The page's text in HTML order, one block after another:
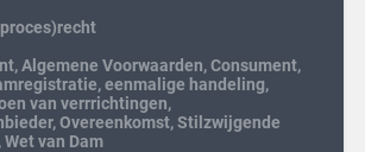
,Algemene Voorwaarden,Consument,
,eenmalige handeling,
van verrrichtingen,
,Overeenkomst,Stilzwijgende
,Wet van Dam